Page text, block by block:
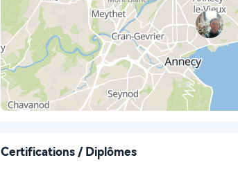
Certifications / Diplômes